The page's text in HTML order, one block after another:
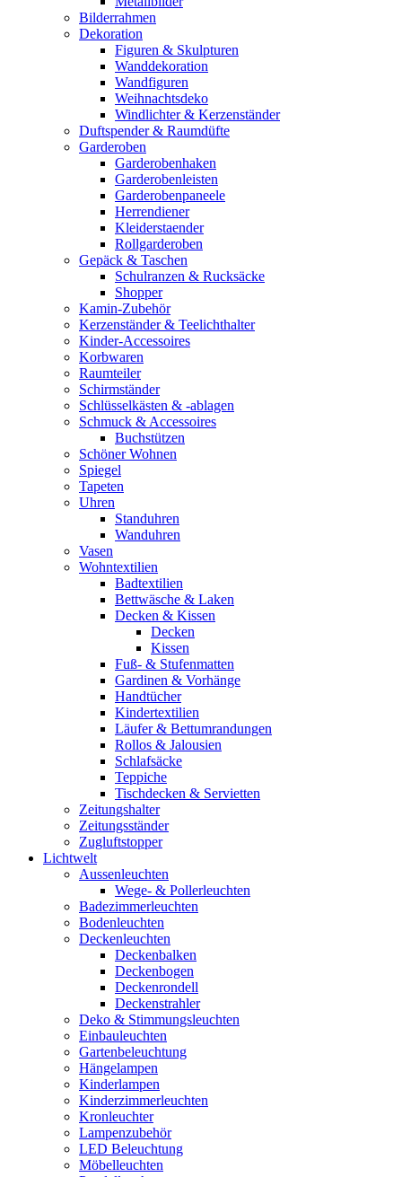
Bilderrahmen
Dekoration
Figuren & Skulpturen
Wanddekoration
Wandfiguren
Weihnachtsdeko
Windlichter & Kerzenständer
Duftspender & Raumdüfte
Garderoben
Garderobenhaken
Garderobenleisten
Garderobenpaneele
Herrendiener
Kleiderstaender
Rollgarderoben
Gepäck & Taschen
Schulranzen & Rucksäcke
Shopper
Kamin-Zubehör
Kerzenständer & Teelichthalter
Kinder-Accessoires
Korbwaren
Raumteiler
Schirmständer
Schlüsselkästen & -ablagen
Schmuck & Accessoires
Buchstützen
Schöner Wohnen
Spiegel
Tapeten
Uhren
Standuhren
Wanduhren
Vasen
Wohntextilien
Badtextilien
Bettwäsche & Laken
Decken & Kissen
Decken
Kissen
Fuß- & Stufenmatten
Gardinen & Vorhänge
Handtücher
Kindertextilien
Läufer & Bettumrandungen
Rollos & Jalousien
Schlafsäcke
Teppiche
Tischdecken & Servietten
Zeitungshalter
Zeitungsständer
Zugluftstopper
Lichtwelt
Aussenleuchten
Wege- & Pollerleuchten
Badezimmerleuchten
Bodenleuchten
Deckenleuchten
Deckenbalken
Deckenbogen
Deckenrondell
Deckenstrahler
Deko & Stimmungsleuchten
Einbauleuchten
Gartenbeleuchtung
Hängelampen
Kinderlampen
Kinderzimmerleuchten
Kronleuchter
Lampenzubehör
LED Beleuchtung
Möbelleuchten